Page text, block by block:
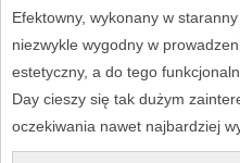
Efektowny, wykonany w
niezwykle wygodny w
estetyczny, a do tego
Day cieszy się tak dużym
oczekiwania nawet najbardziej